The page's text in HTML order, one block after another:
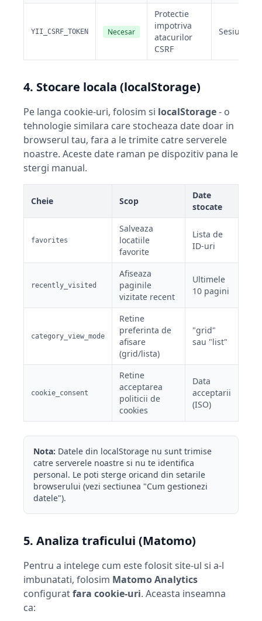
YII_CSRF_TOKEN Necesar
Protectie
impotriva
atacurilor
CSRF
Sesiune
4. Stocare locala (localStorage)
Pe langa cookie-uri, folosim si localStorage- o
tehnologie similara care stocheaza date doar in
browserul tau, fara a le trimite catre serverele
noastre. Aceste date raman pe dispozitiv pana le
stergi manual.
Cheie Scop
Date
stocate
favorites
Salveaza
locatiile
favorite
Lista de
ID-uri
recently_visited
Afiseaza
paginile
vizitate recent
Ultimele
10 pagini
category_view_mode
Retine
preferinta de
afisare
(grid/lista)
"grid"
sau "list"
cookie_consent
Retine
acceptarea
politicii de
cookies
Data
acceptarii
(ISO)
Nota: Datele din localStorage nu sunt trimise
catre serverele noastre si nu te identifica
personal. Le poti sterge oricand din setarile
browserului (vezi sectiunea "Cum gestionezi
datele").
5. Analiza traficului (Matomo)
Pentru a intelege cum este folosit site-ul si a-l
imbunatati, folosim Matomo Analytics
configuratfara cookie-uri. Aceasta inseamna
ca: